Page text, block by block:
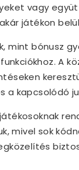
vagy
játékon
bónusz
A
a kapcsolódó
mivel sok